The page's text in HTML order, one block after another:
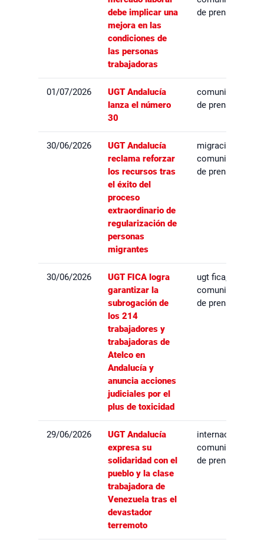
debe implicar una
mejora en las
condiciones de
las personas
trabajadoras
de prensa
01/07/2026
UGT Andalucía
lanza el número
30
comunicados
de prensa
30/06/2026
UGT Andalucía
reclama reforzar
los recursos tras
el éxito del
proceso
extraordinario de
regularización de
personas
migrantes
migración,
comunicados
de prensa
30/06/2026
UGT FICA logra
garantizar la
subrogación de
los 214
trabajadores y
trabajadoras de
Atelco en
Andalucía y
anuncia acciones
judiciales por el
plus de toxicidad
ugt fica,
comunicados
de prensa
29/06/2026
UGT Andalucía
expresa su
solidaridad con el
pueblo y la clase
trabajadora de
Venezuela tras el
devastador
terremoto
internacional,
comunicados
de prensa